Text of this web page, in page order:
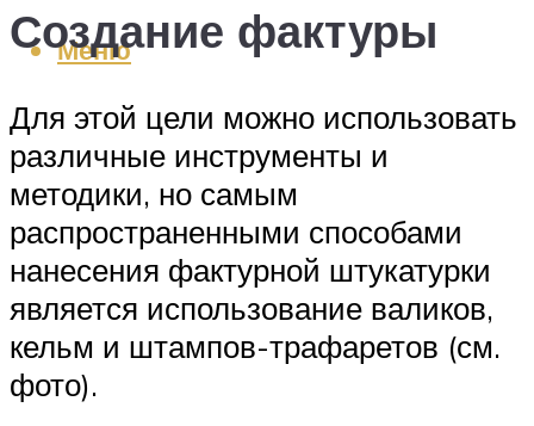
Меню
Создание фактуры
Для этой цели можно использовать
различные инструменты и
методики, но самым
распространенными способами
нанесения фактурной штукатурки
является использование валиков,
кельм и штампов-трафаретов (см.
фото).